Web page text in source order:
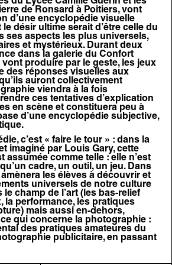
de Ronsard à Poitiers, vont
d’une encyclopédie visuelle
désir ultime serait d’être celle du
ses aspects les plus universels,
et mystérieux. Durant deux
dans la galerie du Confort
vont produire par le geste, les jeux
des réponses visuelles aux
auront collectivement
viendra à la fois
ces tentatives d’explication
en scène et constituera peu à
d’une encyclopédie subjective,
c’est « faire le tour » : dans la
imaginé par Louis Gary, cette
assumée comme telle : elle n’est
cadre, un outil, un jeu. Dans
les élèves à découvrir et
universels de notre culture
champ de l’art (les bas-relief
la performance, les pratiques
mais aussi en-dehors,
qui concerne la photographie :
des pratiques amateures du
publicitaire, en passant